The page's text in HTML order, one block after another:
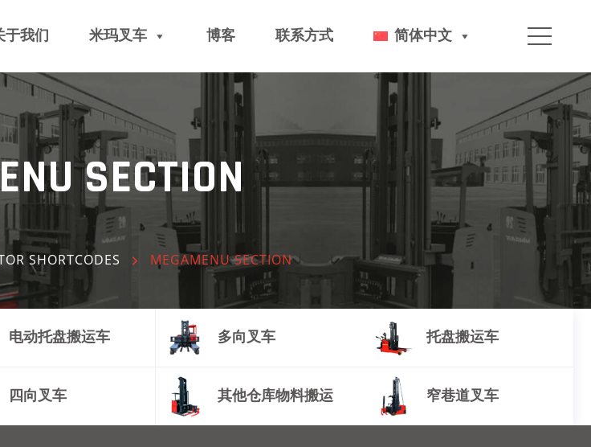
于我们 米玛叉车 博客 联系方式 简体中文
SECTION
SHORTCODES MEGAMENU SECTION
电动托盘搬运车 多向叉车 托盘搬运车
四向叉车 其他仓库物料搬运 窄巷道叉车